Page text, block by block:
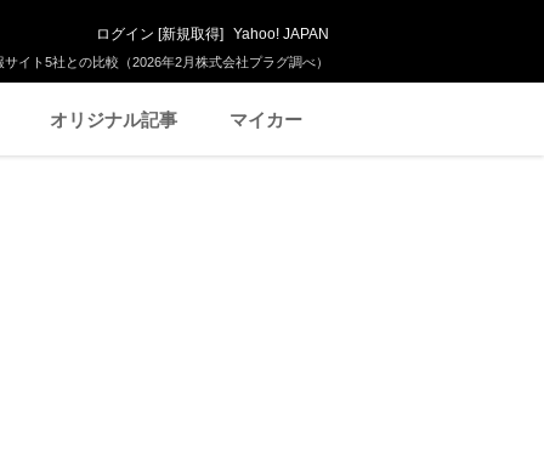
イト5社との比較（2026年2月株式会社プラグ調べ）
ログイン [新規取得] Yahoo! JAPAN
オリジナル記事 マイカー